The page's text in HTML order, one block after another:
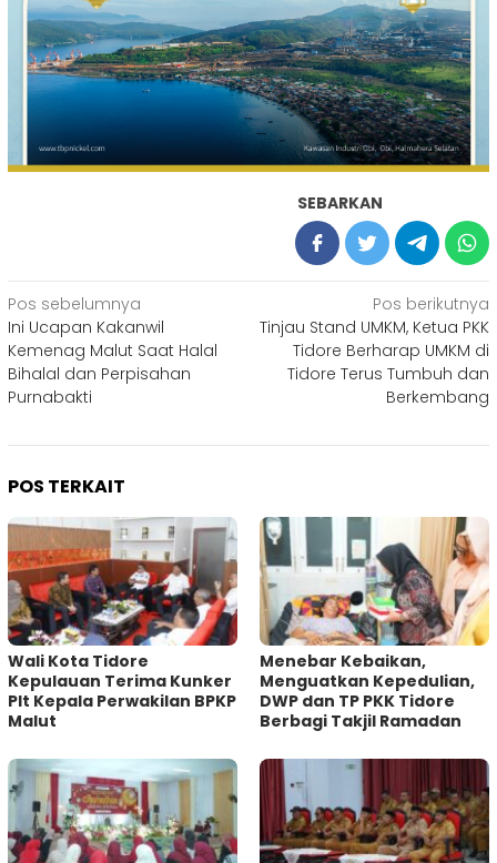
SEBARKAN
Navigasi
pos
Pos sebelumnya
Ini Ucapan Kakanwil
Kemenag Malut Saat Halal
Bihalal dan Perpisahan
Purnabakti
Pos berikutnya
Tinjau Stand UMKM, Ketua PKK
Tidore Berharap UMKM di
Tidore Terus Tumbuh dan
Berkembang
POS TERKAIT
Wali Kota Tidore
Kepulauan Terima Kunker
Plt Kepala Perwakilan BPKP
Malut
Menebar Kebaikan,
Menguatkan Kepedulian,
DWP dan TP PKK Tidore
Berbagi Takjil Ramadan